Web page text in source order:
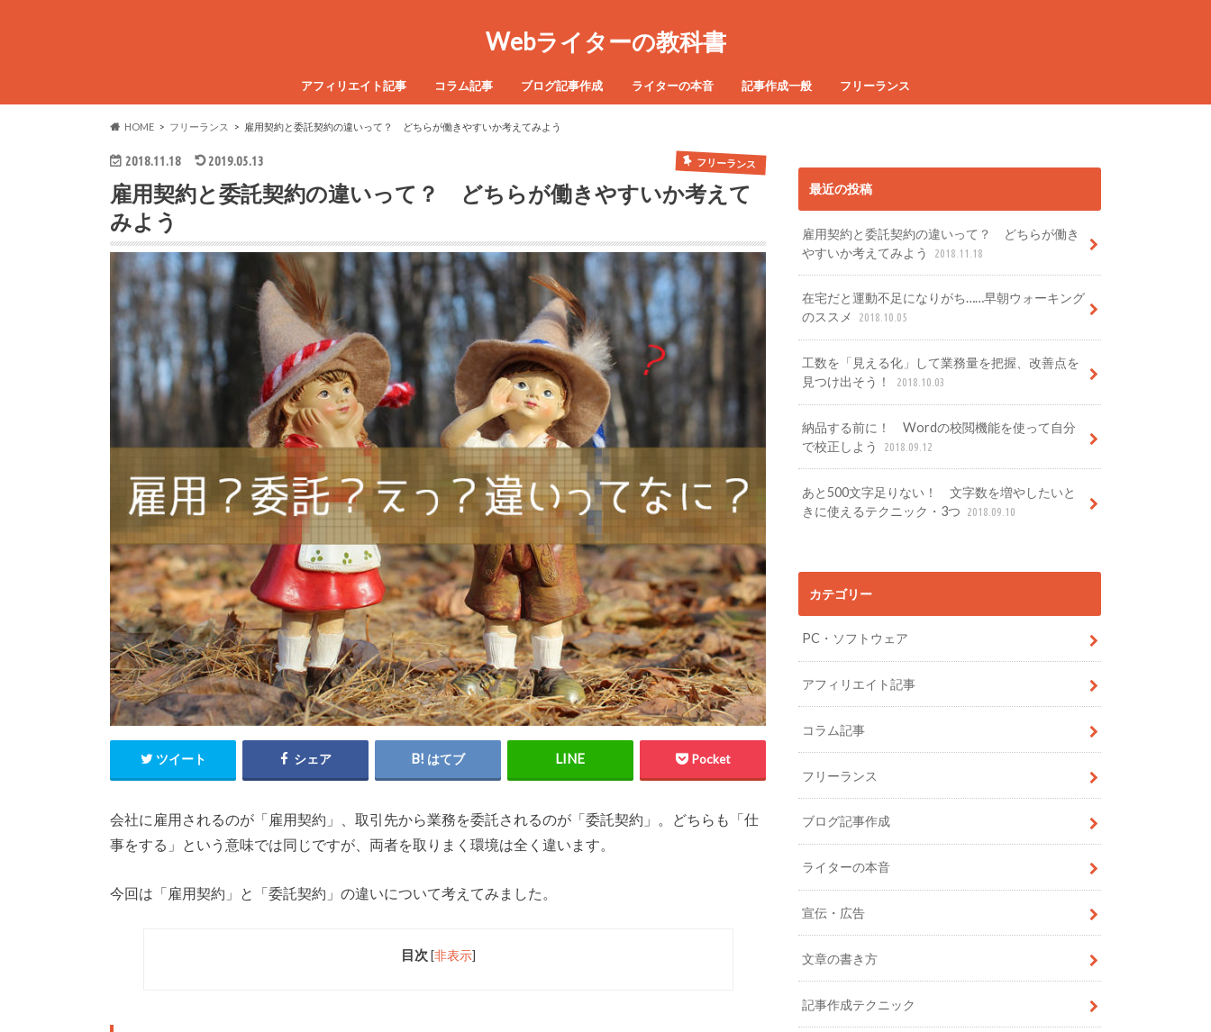
Webライターの教科書
アフィリエイト記事 コラム記事 ブログ記事作成 ライターの本音 記事作成一般 フリーランス
HOME フリーランス 雇用契約と委託契約の違いって？ どちらが働きやすいか考えてみよう
2018.11.18 2019.05.13 フリーランス
雇用契約と委託契約の違いって？ どちらが働きやすいか考えて
みよう
ツイート シェア はてブ Pocket
会社に雇用されるのが「雇用契約」、取引先から業務を委託されるのが「委託契約」。どちらも「仕
事をする」という意味では同じですが、両者を取りまく環境は全く違います。
今回は「雇用契約」と「委託契約」の違いについて考えてみました。
目次 [非表示]
最近の投稿
雇用契約と委託契約の違いって？ どちらが働き
やすいか考えてみよう
2018.11.18
在宅だと運動不足になりがち……早朝ウォーキング
のススメ
2018.10.05
工数を「見える化」して業務量を把握、改善点を
見つけ出そう！
2018.10.03
納品する前に！ Wordの校閲機能を使って自分
で校正しよう
2018.09.12
あと500文字足りない！ 文字数を増やしたいと
きに使えるテクニック・3つ
2018.09.10
カテゴリー
PC・ソフトウェア
アフィリエイト記事
コラム記事
フリーランス
ブログ記事作成
ライターの本音
宣伝・広告
文章の書き方
記事作成テクニック